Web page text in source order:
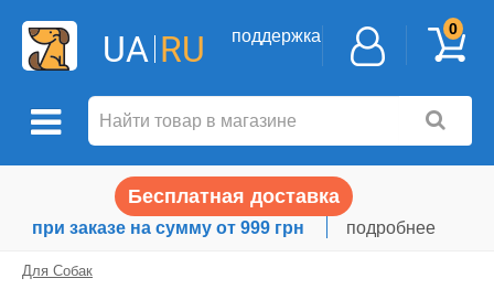
UA RU поддержка 0
Бесплатная доставка
при заказе на сумму от 999 грн подробнее
Для Собак